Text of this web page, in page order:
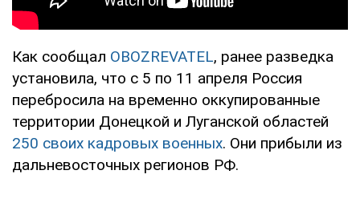
Как сообщал OBOZREVATEL, ранее разведка
установила, что с 5 по 11 апреля Россия
перебросила на временно оккупированные
территории Донецкой и Луганской областей
250 своих кадровых военных. Они прибыли из
дальневосточных регионов РФ.